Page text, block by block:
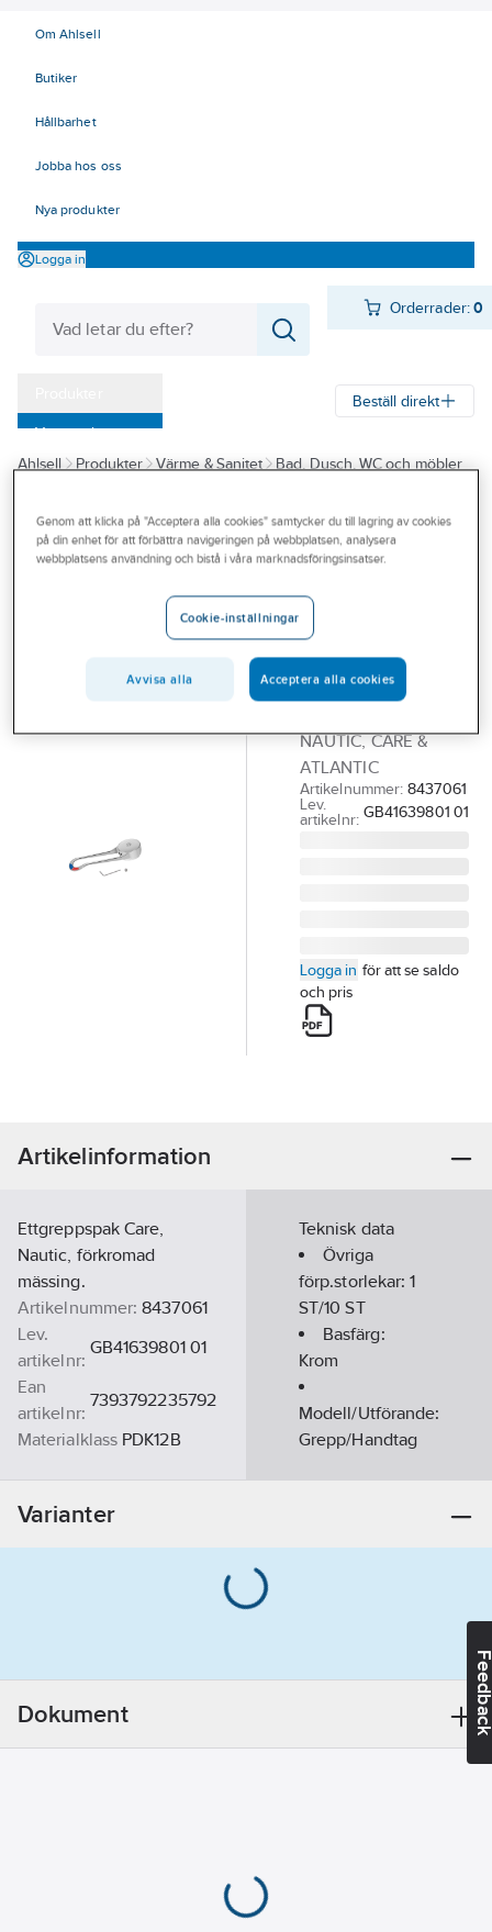
Om Ahlsell
Butiker
Hållbarhet
Jobba hos oss
Nya produkter
Logga in
Orderrader:0
Varumärken
Kampanjer
Branscher
Beställ direkt
Ahlsell Produkter Värme & Sanitet
Bad, Dusch, WC och möbler
Reservdelar blandare
Reservdelar Gustavsberg ettgreppsblandare
Ettgreppspak
Care Nautic,
Gustavsberg
GBG RH CARE SPAK
NAUTIC, CARE &
ATLANTIC
Artikelnummer: 8437061
Lev.
artikelnr: GB41639801 01
Logga in för att se saldo
och pris
Artikelinformation
Ettgreppspak Care,
Nautic, förkromad
mässing.
Artikelnummer: 8437061
Lev.
artikelnr:
GB41639801 01
Ean
artikelnr:
7393792235792
Materialklass PDK12B
Teknisk data
Övriga
förp.storlekar:1
ST/10 ST
Basfärg:
Krom
Modell/Utförande:
Grepp/Handtag
Accentfärg:
Varianter
Dokument
Genom att klicka på "Acceptera alla cookies" samtycker du till lagring av cookies
på din enhet för att förbättra navigeringen på webbplatsen, analysera
webbplatsens användning och bistå i våra marknadsföringsinsatser.
Cookie-inställningar
Avvisa alla Acceptera alla cookies